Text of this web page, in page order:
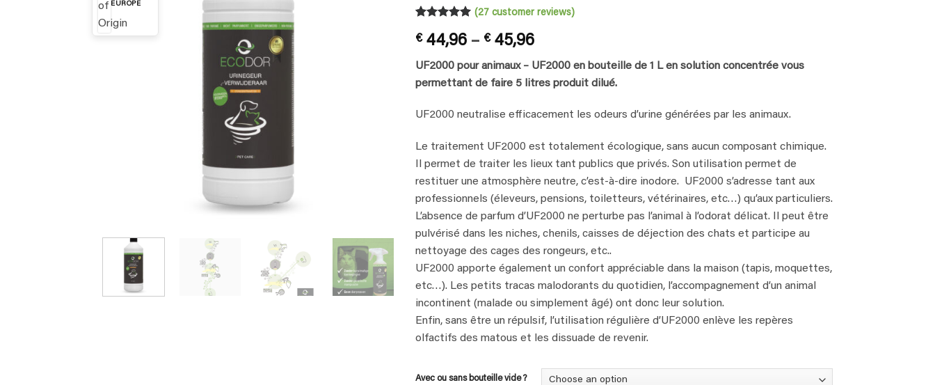
EUROPE
out of 5
based on
customer
ratings
(27customer reviews)
€44,96 – €45,96Price
range:
€ 44,96
through
€ 45,96
UF2000 pour animaux – UF2000 en bouteille de 1 L en solution concentrée vous
permettant de faire 5 litres produit dilué.
UF2000 neutralise efficacement les odeurs d’urine générées par les animaux.
Le traitement UF2000 est totalement écologique, sans aucun composant chimique.
Il permet de traiter les lieux tant publics que privés. Son utilisation permet de
restituer une atmosphère neutre, c’est-à-dire inodore. UF2000 s’adresse tant aux
professionnels (éleveurs, pensions, toiletteurs, vétérinaires, etc…) qu’aux particuliers.
L’absence de parfum d’UF2000 ne perturbe pas l’animal à l’odorat délicat. Il peut être
pulvérisé dans les niches, chenils, caisses de déjection des chats et participe au
nettoyage des cages des rongeurs, etc..
UF2000 apporte également un confort appréciable dans la maison (tapis, moquettes,
etc…). Les petits tracas malodorants du quotidien, l’accompagnement d’un animal
incontinent (malade ou simplement âgé) ont donc leur solution.
Enfin, sans être un répulsif, l’utilisation régulière d’UF2000 enlève les repères
olfactifs des matous et les dissuade de revenir.
Avec ou sans bouteille vide ?